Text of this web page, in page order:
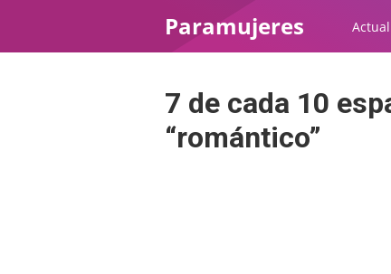
Paramujeres
7 de cada 10
“romántico”